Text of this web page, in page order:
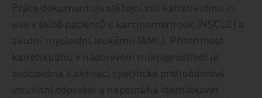
Práce dokumentuje stěžejní roli kalretikulinu in
vivo v léčbě pacientů s karcinomem plic (NSCLC) a
akutní myeloidní leukémií (AML). Přítomnost
kalretikulinu v nádorovém mikroprostředí je
asociována s aktivací specifické protinádorové
imunitní odpovědi a napomáhá identifikovat